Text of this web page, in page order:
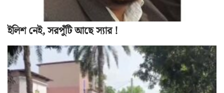
ইলিশ নেই, সরপুঁটি আছে স্যার !